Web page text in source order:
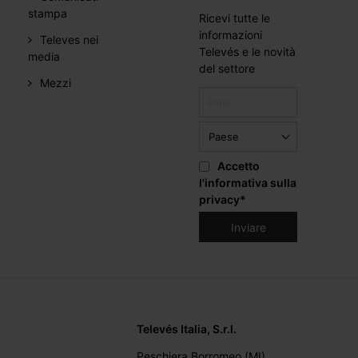
stampa
Televes nei
media
Mezzi
Ricevi tutte le
informazioni
Televés e le novità
del settore
Accetto
l'informativa sulla
privacy*
Televés Italia, S.r.l.